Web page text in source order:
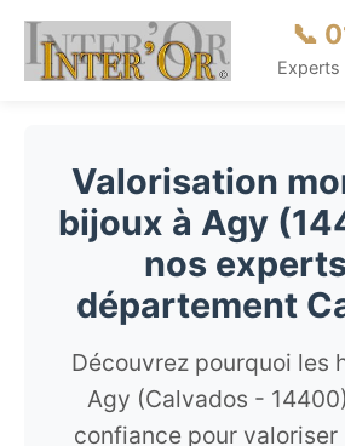
📞
Experts
Valorisation
bijoux à Agy
nos
département
Découvrez pourquoi les
Agy (Calvados -
confiance pour valoriser